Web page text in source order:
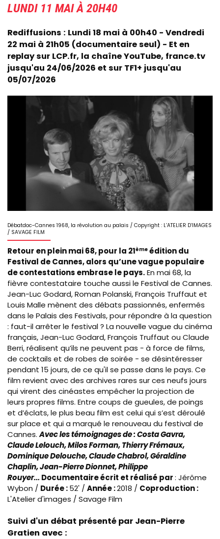
LUNDI 11 MAI À 20H40
Rediffusions : Lundi 18 mai à 00h40 - Vendredi
22 mai à 21h05 (documentaire seul) - Et en
replay sur LCP.fr, la chaîne YouTube, france.tv
jusqu'au 24/06/2026 et sur TF1+ jusqu'au
05/07/2026
Débatdoc-Cannes 1968, la révolution au palais / Copyright : L’ATELIER D’IMAGES
/ SAVAGE FILM
Retour en plein mai 68, pour la 21ème édition du
Festival de Cannes, alors qu’une vague populaire
de contestations embrase le pays.En mai 68, la
fièvre contestataire touche aussi le Festival de Cannes.
Jean-Luc Godard, Roman Polanski, François Truffaut et
Louis Malle mènent des débats passionnés, enfermés
dans le Palais des Festivals, pour répondre à la question
: faut-il arrêter le festival ? La nouvelle vague du cinéma
français, Jean-Luc Godard, François Truffaut ou Claude
Berri, réalisent qu’ils ne peuvent pas - à force de films,
de cocktails et de robes de soirée - se désintéresser
pendant 15 jours, de ce qu'il se passe dans le pays. Ce
film revient avec des archives rares sur ces neufs jours
qui virent des cinéastes empêcher la projection de
leurs propres films. Entre coups de gueules, de poings
et d’éclats, le plus beau film est celui qui s’est déroulé
sur place et qui a marqué le renouveau du festival de
Cannes.Avec les témoignages de : Costa Gavra,
Claude Lelouch, Milos Forman, Thierry Frémaux,
Dominique Delouche, Claude Chabrol, Géraldine
Chaplin, Jean-Pierre Dionnet, Philippe
Rouyer... Documentaire écrit et réalisé par: Jérôme
Wybon / Durée :52' / Année :2018 / Coproduction :
L'Atelier d'images / Savage Film
Suivi d'un débat présenté par Jean-Pierre
Gratien avec :